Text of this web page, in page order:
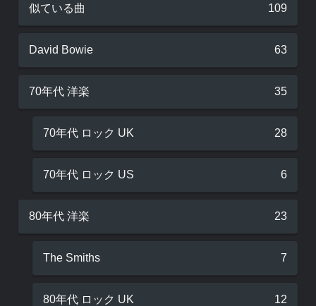
似ている曲 109
David Bowie 63
70年代 洋楽 35
70年代 ロック UK 28
70年代 ロック US 6
80年代 洋楽 23
The Smiths 7
80年代 ロック UK 12